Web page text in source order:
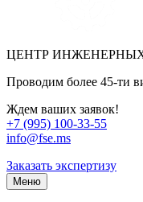
ЦЕНТР
Проводим более 45-ти
Ждем ваших заявок!
+7 (995) 100-33-55
info@fse.ms
Заказать экспертизу
Меню